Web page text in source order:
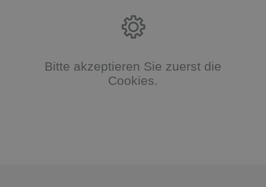
Bitte akzeptieren Sie zuerst die
Cookies.